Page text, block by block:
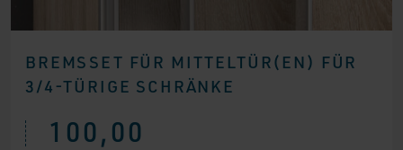
BREMSSET FÜR MITTELTÜR(EN) FÜR
3/4-TÜRIGE SCHRÄNKE
100,00